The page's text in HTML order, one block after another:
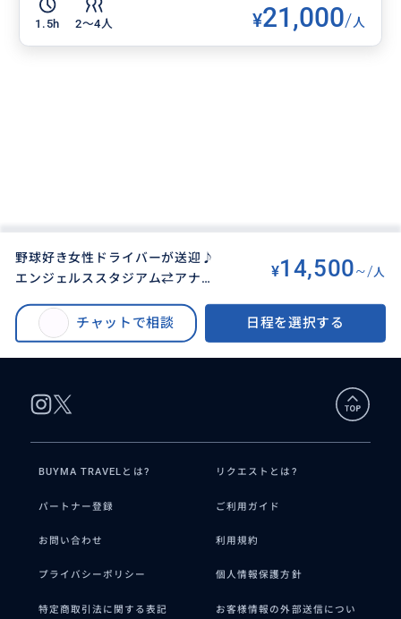
1.5h 2〜4人 ¥21,000/人
野球好き女性ドライバーが送迎♪
エンジェルススタジアム⇄アナハ
¥14,500~/ 人
チャットで相談 日程を選択する
野球好き女性ドライバーが送迎♪エンジェルススタジアム⇄アナハイム内ホ
テル間の送迎
BUYMA TRAVELとは? リクエストとは?
パートナー登録 ご利用ガイド
お問い合わせ 利用規約
プライバシーポリシー 個人情報保護方針
特定商取引法に関する表記
お客様情報の外部送信につい